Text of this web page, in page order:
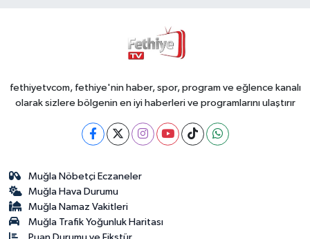
fethiyetvcom, fethiye'nin haber, spor, program ve eğlence kanalı
olarak sizlere bölgenin en iyi haberleri ve programlarını ulaştırır
Muğla Nöbetçi Eczaneler
Muğla Hava Durumu
Muğla Namaz Vakitleri
Muğla Trafik Yoğunluk Haritası